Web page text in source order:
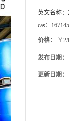
英文名称：
cas：
价格： ￥2/
发布日期：
更新日期：